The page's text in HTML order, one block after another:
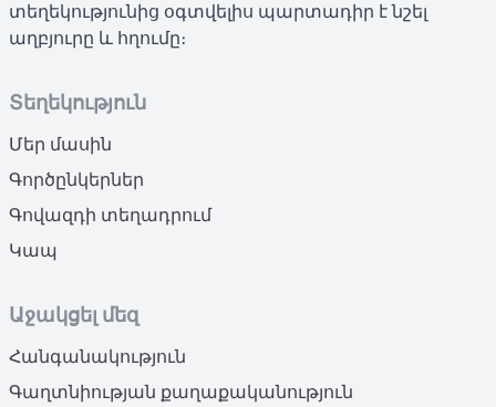
տեղեկությունից օգտվելիս պարտադիր է նշել
աղբյուրը և հղումը։
Տեղեկություն
Մեր մասին
Գործընկերներ
Գովազդի տեղադրում
Կապ
Աջակցել մեզ
Հանգանակություն
Գաղտնիության քաղաքականություն